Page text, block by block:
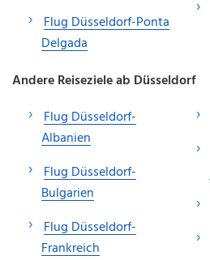
Flug Düsseldorf-Ponta
Delgada
Andere Reiseziele ab Düsseldorf
Flug Düsseldorf-
Albanien
Flug Düsseldorf-
Bulgarien
Flug Düsseldorf-
Frankreich